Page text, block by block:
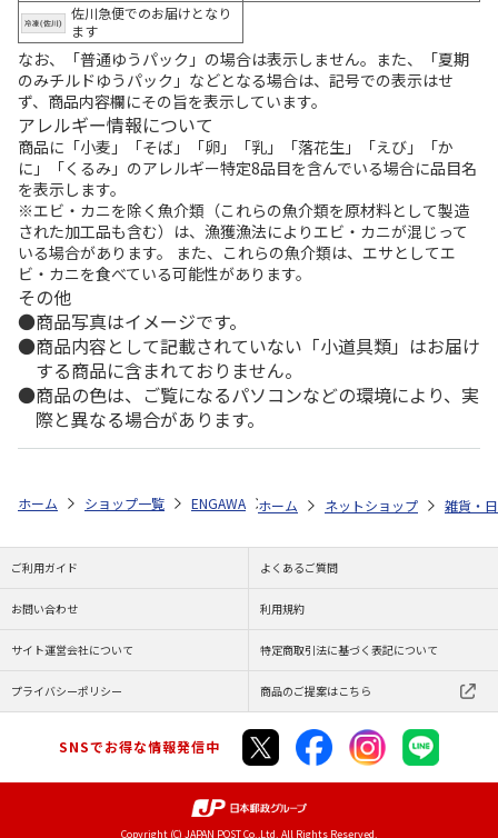
佐川急便でのお届けとなり
ます
なお、「普通ゆうパック」の場合は表示しません。また、「夏期
のみチルドゆうパック」などとなる場合は、記号での表示はせ
ず、商品内容欄にその旨を表示しています。
アレルギー情報について
商品に「小麦」「そば」「卵」「乳」「落花生」「えび」「か
に」「くるみ」のアレルギー特定8品目を含んでいる場合に品目名
を表示します。
※エビ・カニを除く魚介類（これらの魚介類を原材料として製造
された加工品も含む）は、漁獲漁法によりエビ・カニが混じって
いる場合があります。 また、これらの魚介類は、エサとしてエ
ビ・カニを食べている可能性があります。
その他
商品写真はイメージです。
商品内容として記載されていない「小道具類」はお届け
する商品に含まれておりません。
商品の色は、ご覧になるパソコンなどの環境により、実
際と異なる場合があります。
ホーム ショップ一覧 ENGAWA 『xxxHOLiC』アクリルスタンド A
ホーム ネットショップ 雑貨・
ご利用ガイド よくあるご質問
お問い合わせ 利用規約
サイト運営会社について 特定商取引法に基づく表記について
プライバシーポリシー 商品のご提案はこちら
SNSでお得な情報発信中
Copyright (C) JAPAN POST Co.,Ltd. All Rights Reserved.